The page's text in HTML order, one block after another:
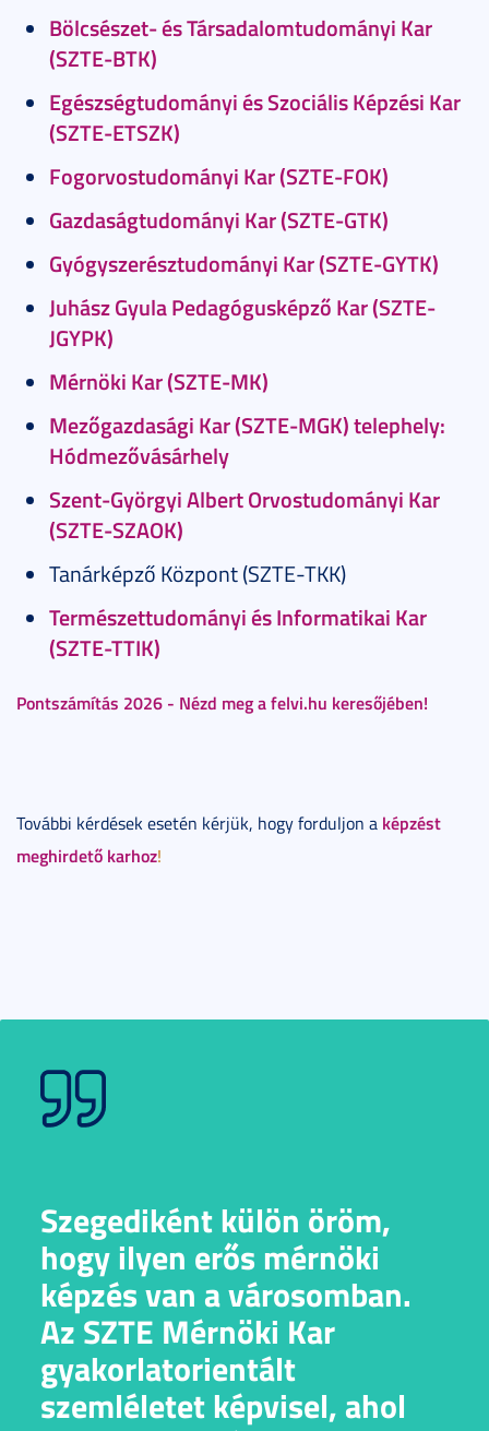
Bölcsészet- és Társadalomtudományi Kar
(SZTE-BTK)
Egészségtudományi és Szociális Képzési Kar
(SZTE-ETSZK)
Fogorvostudományi Kar (SZTE-FOK)
Gazdaságtudományi Kar (SZTE-GTK)
Gyógyszerésztudományi Kar (SZTE-GYTK)
Juhász Gyula Pedagógusképző Kar (SZTE-
JGYPK)
Mérnöki Kar (SZTE-MK)
Mezőgazdasági Kar (SZTE-MGK) telephely:
Hódmezővásárhely
Szent-Györgyi Albert Orvostudományi Kar
(SZTE-SZAOK)
Tanárképző Központ (SZTE-TKK)
Természettudományi és Informatikai Kar
(SZTE-TTIK)
Pontszámítás 2026 - Nézd meg a felvi.hu keresőjében!
További kérdések esetén kérjük, hogy forduljon a képzést
meghirdető karhoz!
Szegediként külön öröm,
hogy ilyen erős mérnöki
képzés van a városomban.
Az SZTE Mérnöki Kar
gyakorlatorientált
szemléletet képvisel, ahol